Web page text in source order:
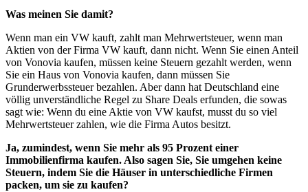
Was meinen Sie damit?
Wenn man ein VW kauft, zahlt man Mehrwertsteuer, wenn man
Aktien von der Firma VW kauft, dann nicht. Wenn Sie einen Anteil
von Vonovia kaufen, müssen keine Steuern gezahlt werden, wenn
Sie ein Haus von Vonovia kaufen, dann müssen Sie
Grunderwerbssteuer bezahlen. Aber dann hat Deutschland eine
völlig unverständliche Regel zu Share Deals erfunden, die sowas
sagt wie: Wenn du eine Aktie von VW kaufst, musst du so viel
Mehrwertsteuer zahlen, wie die Firma Autos besitzt.
Ja, zumindest, wenn Sie mehr als 95 Prozent einer
Immobilienfirma kaufen. Also sagen Sie, Sie umgehen keine
Steuern, indem Sie die Häuser in unterschiedliche Firmen
packen, um sie zu kaufen?